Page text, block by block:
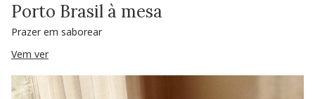
Porto Brasil à mesa
Prazer em saborear
Vem ver